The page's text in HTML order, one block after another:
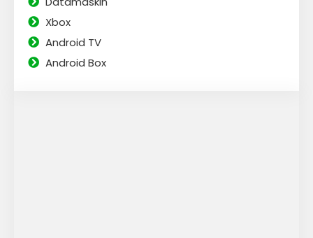
Xbox
Android TV
Android Box